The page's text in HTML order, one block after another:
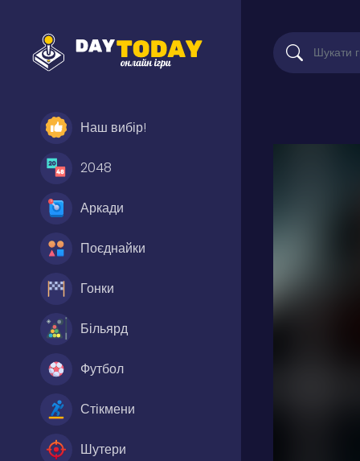
Наш вибір!
2048
Аркади
Поєднайки
Гонки
Більярд
Футбол
Стікмени
Шутери